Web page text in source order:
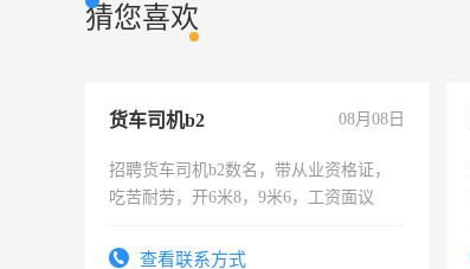
猜您喜欢
货车司机b2 08月08日
招聘货车司机b2数名，带从业资格证，
吃苦耐劳，开6米8，9米6，工资面议
查看联系方式